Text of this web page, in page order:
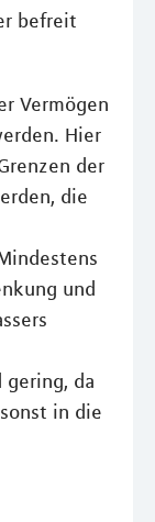
befreit
Vermögen
Hier
der
die
und
gering, da
in die